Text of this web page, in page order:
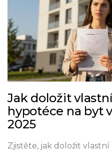
Jak doložit
hypotéce na byt
2025
Zjistěte, jak doložit